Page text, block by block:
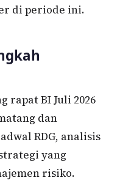
di periode ini.
rapat BI Juli 2026
dan
RDG, analisis
yang
risiko.